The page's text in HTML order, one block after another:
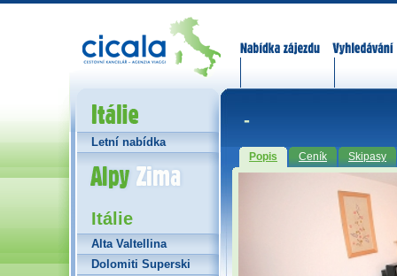
-
Popis Ceník Skipasy
Itálie
Letní nabídka
Alpy Zima
Itálie
Alta Valtellina
Dolomiti Superski